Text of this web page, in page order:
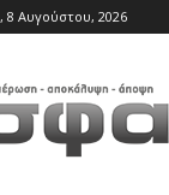
8 Αυγούστου, 2026